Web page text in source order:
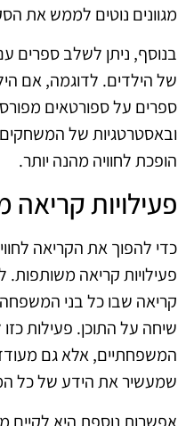
מגוונים נוטים לממש את
בנוסף, ניתן לשלב ספרים
של הילדים. לדוגמה, אם
ספרים על ספורטאים
ובאסטרטגיות של
הופכת לחוויה מהנה יותר.
פעילויות
כדי להפוך את הקריאה
פעילויות קריאה משותפות.
קריאה שבו כל בני
שיחה על התוכן. פעילות
המשפחתיים, אלא גם
שמעשיר את הידע של כל
אפשרות נוספת היא